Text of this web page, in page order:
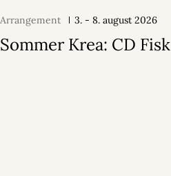
Arrangement 3. - 8. august 2026
Sommer Krea: CD Fisk